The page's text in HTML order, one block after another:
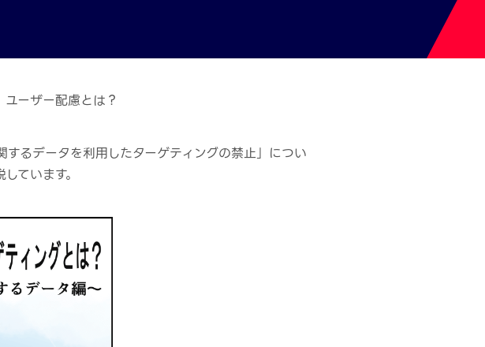
ーザー配慮とは？
るデータを利用したターゲティングの禁止」につい
ています。